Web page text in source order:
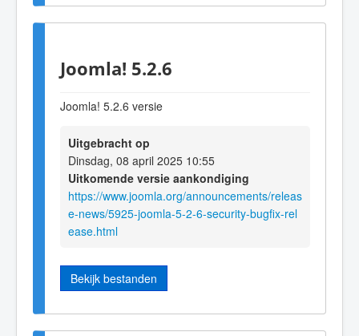
Joomla! 5.2.6
Joomla! 5.2.6 versie
Uitgebracht op
Dinsdag, 08 april 2025 10:55
Uitkomende versie aankondiging
https://www.joomla.org/announcements/releas
e-news/5925-joomla-5-2-6-security-bugfix-rel
ease.html
Bekijk bestanden